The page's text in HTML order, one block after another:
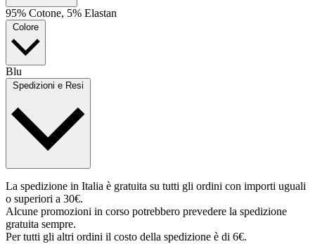
95% Cotone, 5% Elastan
Colore
Blu
Spedizioni e Resi
La spedizione in Italia è gratuita su tutti gli ordini con importi uguali
o superiori a 30€.
Alcune promozioni in corso potrebbero prevedere la spedizione
gratuita sempre.
Per tutti gli altri ordini il costo della spedizione è di 6€.